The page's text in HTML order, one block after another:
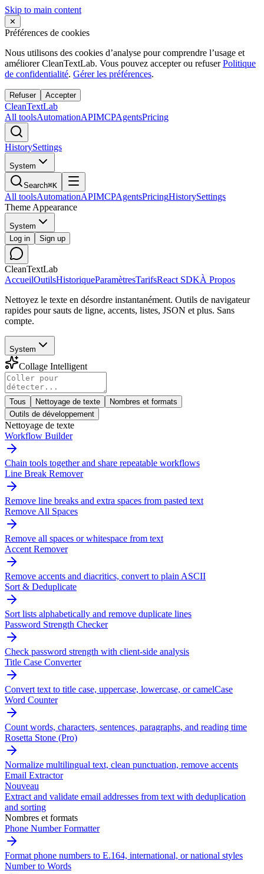
Skip to main content
✕
Préférences de cookies
Nous utilisons des cookies d’analyse pour comprendre l’usage et
améliorer CleanTextLab. Vous pouvez accepter ou refuser Politique
de confidentialité. Gérer les préférences.
Refuser Accepter
CleanTextLab
All toolsAutomationAPIMCPAgentsPricing
HistorySettings
System
Search⌘K
All toolsAutomationAPIMCPAgentsPricingHistorySettings
Theme Appearance
System
Log in
Sign up
CleanTextLab
AccueilOutilsHistoriqueParamètresTarifsReact SDKÀ Propos
Nettoyez le texte en désordre instantanément. Outils de navigateur
rapides pour sauts de ligne, accents, listes, JSON et plus. Sans
compte.
System
Collage Intelligent
Tous Nettoyage de texte
Nombres et formats
Outils de développement
Nettoyage de texte
Workflow Builder
Chain tools together and share repeatable workflows
Line Break Remover
Remove line breaks and extra spaces from pasted text
Remove All Spaces
Remove all spaces or whitespace from text
Accent Remover
Remove accents and diacritics, convert to plain ASCII
Sort & Deduplicate
Sort lists alphabetically and remove duplicate lines
Password Strength Checker
Check password strength with client-side analysis
Title Case Converter
Convert text to title case, uppercase, lowercase, or camelCase
Word Counter
Count words, characters, sentences, paragraphs, and reading time
Rosetta Stone (Pro)
Normalize multilingual text, clean punctuation, remove accents
Email Extractor
Nouveau
Extract and validate email addresses from text with deduplication
and sorting
Nombres et formats
Phone Number Formatter
Format phone numbers to E.164, international, or national styles
Number to Words